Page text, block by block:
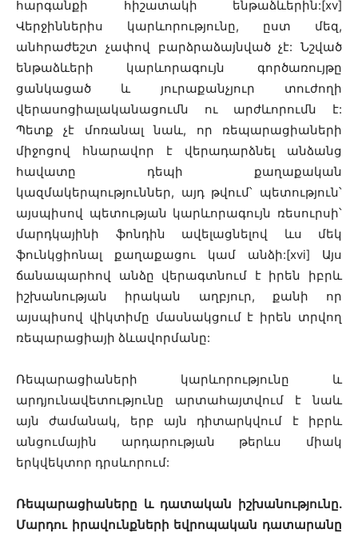
հարգանքի հիշատակի ենթաձևերին:[xv]
Վերջիններիս կարևորությունը, ըստ մեզ,
անհրաժեշտ չափով բարձրաձայնված չէ: Նշված
ենթաձևերի կարևորագույն գործառույթը
ցանկացած և յուրաքանչյուր տուժողի
վերասոցիալականացումն ու արժևորումն է:
Պետք չէ մոռանալ նաև, որ ռեպարացիաների
միջոցով հնարավոր է վերադարձնել անձանց
հավատը դեպի քաղաքական
կազմակերպություններ, այդ թվում՝ պետություն՝
այսպիսով պետության կարևորագույն ռեսուրսի՝
մարդկայինի ֆոնդին ավելացնելով ևս մեկ
ֆունկցիոնալ քաղաքացու կամ անձի:[xvi] Այս
ճանապարհով անձը վերագտնում է իրեն իբրև
իշխանության իրական աղբյուր, քանի որ
այսպիսով վիկտիմը մասնակցում է իրեն տրվող
ռեպարացիայի ձևավորմանը:
Ռեպարացիաների կարևորությունը և
արդյունավետությունը արտահայտվում է նաև
այն ժամանակ, երբ այն դիտարկվում է իբրև
անցումային արդարության թերևս միակ
երկվեկտոր դրսևորում:
Ռեպարացիաները և դատական իշխանությունը.
Մարդու իրավունքների եվրոպական դատարանը